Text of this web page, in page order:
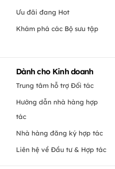
Ưu đãi đang Hot
Khám phá các Bộ sưu tập
Dành cho Kinh doanh
Trung tâm hỗ trợ Đối tác
Hướng dẫn nhà hàng hợp
tác
Nhà hàng đăng ký hợp tác
Liên hệ về Đầu tư & Hợp tác